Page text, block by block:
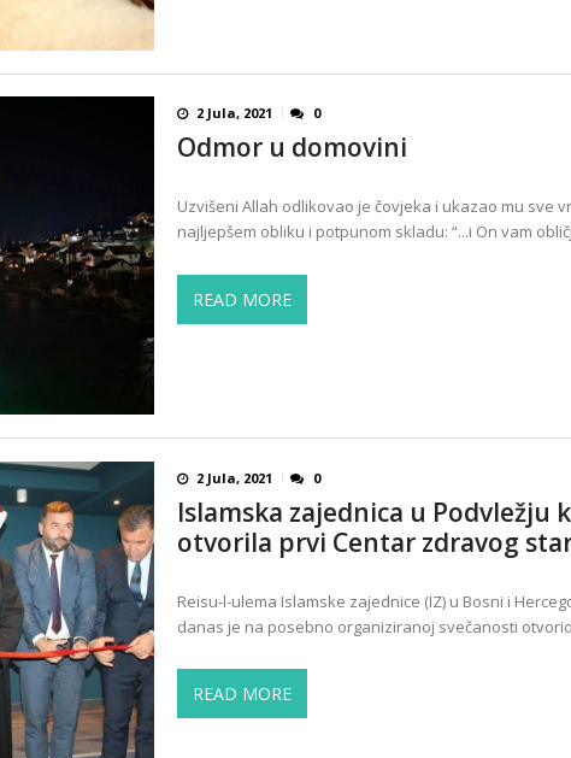
2 Jula, 2021 0
Odmor u domovini
Uzvišeni Allah odlikovao je čovjeka i ukazao mu sve
najljepšem obliku i potpunom skladu: “...i On vam
READ MORE
2 Jula, 2021 0
Islamska zajednica u Podvležju
otvorila prvi Centar zdravog
Reisu-l-ulema Islamske zajednice (IZ) u Bosni i
danas je na posebno organiziranoj svečanosti
READ MORE